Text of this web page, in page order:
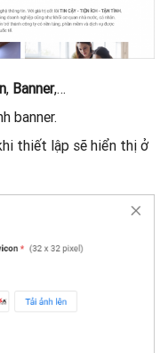
, Banner,…
banner.
thiết lập sẽ hiển thị ở